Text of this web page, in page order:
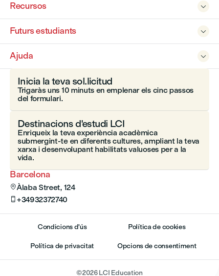

Recursos

Futurs estudiants

Ajuda
Barcelona
Àlaba Street, 124
 +34932372740
Inicia la teva sol.licitud
Trigaràs uns 10 minuts en emplenar els cinc passos
del formulari.
Destinacions d'estudi LCI
Enriqueix la teva experiència acadèmica
submergint-te en diferents cultures, ampliant la teva
xarxa i desenvolupant habilitats valuoses per a la
vida.
Condicions d'ús Política de cookies
Política de privacitat Opcions de consentiment
©2026LCI Education